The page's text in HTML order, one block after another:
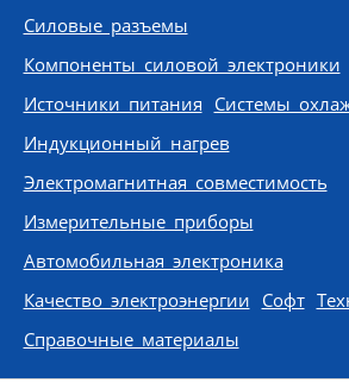
Skip to content
Силовые разъемы
Компоненты силовой электроники
Источники питания Системы
Индукционный нагрев
Электромагнитная совместимость
Измерительные приборы
Автомобильная электроника
Качество электроэнергии Софт
Справочные материалы